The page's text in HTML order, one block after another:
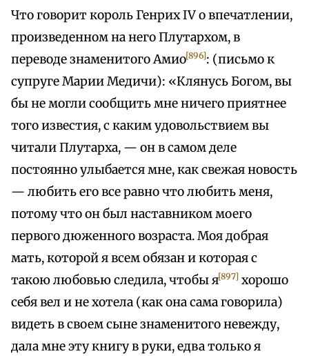
Что говорит король Генрих IV о впечатлении,
произведенном на него Плутархом, в
переводе знаменитого Амио[896]: (письмо к
супруге Марии Медичи): «Клянусь Богом, вы
бы не могли сообщить мне ничего приятнее
того известия, с каким удовольствием вы
читали Плутарха, — он в самом деле
постоянно улыбается мне, как свежая новость
— любить его все равно что любить меня,
потому что он был наставником моего
первого дюженного возраста. Моя добрая
мать, которой я всем обязан и которая с
такою любовью следила, чтобы я[897] хорошо
себя вел и не хотела (как она сама говорила)
видеть в своем сыне знаменитого невежду,
дала мне эту книгу в руки, едва только я